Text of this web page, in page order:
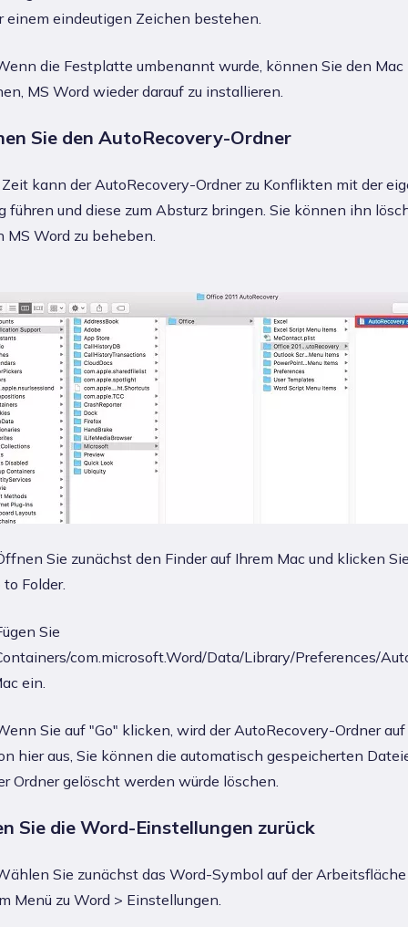
einem eindeutigen Zeichen bestehen.
die Festplatte umbenannt wurde, können Sie den Mac
MS Word wieder darauf zu installieren.
Sie den AutoRecovery-Ordner
kann der AutoRecovery-Ordner zu Konflikten mit der
führen und diese zum Absturz bringen. Sie können ihn
MS Word zu beheben.
Sie zunächst den Finder auf Ihrem Mac und klicken
to Folder.
Sie
com.microsoft.Word/Data/Library/Preferences/
ein.
Sie auf "Go" klicken, wird der AutoRecovery-Ordner auf
hier aus, Sie können die automatisch gespeicherten
Ordner gelöscht werden würde löschen.
Sie die Word-Einstellungen zurück
Sie zunächst das Word-Symbol auf der Arbeitsfläche
Menü zu Word > Einstellungen.